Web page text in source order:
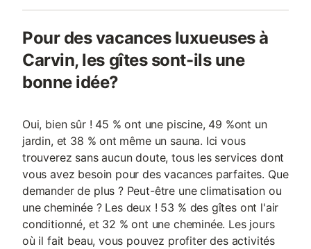
Pour des vacances luxueuses à
Carvin, les gîtes sont-ils une
bonne idée?
Oui, bien sûr ! 45 % ont une piscine, 49 %ont un
jardin, et 38 % ont même un sauna. Ici vous
trouverez sans aucun doute, tous les services dont
vous avez besoin pour des vacances parfaites. Que
demander de plus ? Peut-être une climatisation ou
une cheminée ? Les deux ! 53 % des gîtes ont l'air
conditionné, et 32 % ont une cheminée. Les jours
où il fait beau, vous pouvez profiter des activités